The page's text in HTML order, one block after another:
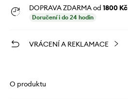
DOPRAVA ZDARMA od 1800 Kč
Doručení i do 24 hodin
VRÁCENÍ A REKLAMACE
O produktu